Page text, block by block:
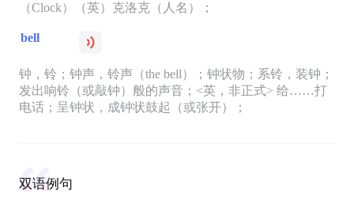
（Clock）（英）克洛克（人名）；
bell
钟，铃；钟声，铃声（the bell）；钟状物；系铃，装钟；
发出响铃（或敲钟）般的声音；<英，非正式> 给……打
电话；呈钟状，成钟状鼓起（或张开）；
双语例句